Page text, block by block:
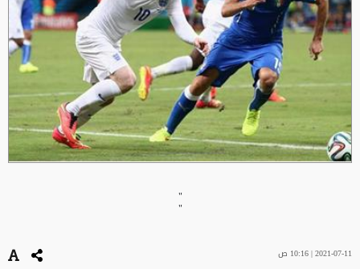
"
"
2021-07-11 | 10:16 ص